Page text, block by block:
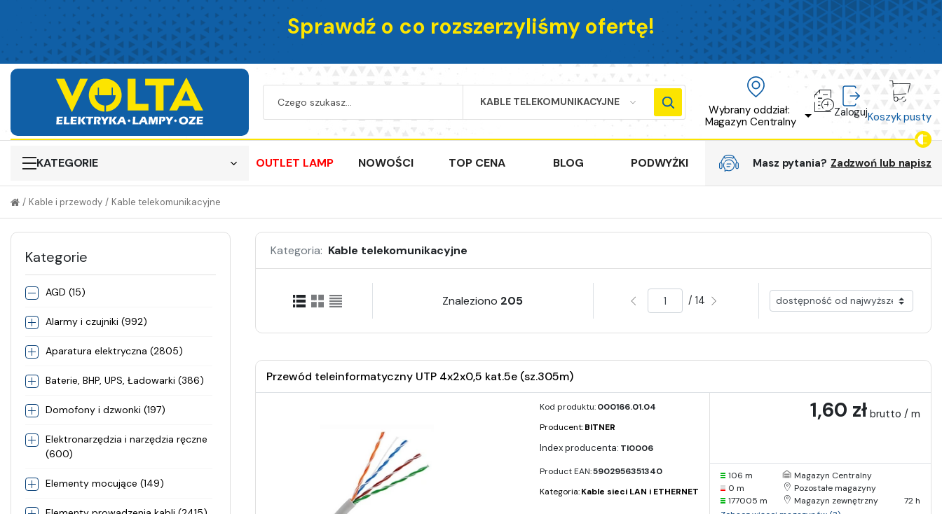
Sprawdź o co rozszerzyliśmy ofertę!
KABLE TELEKOMUNIKACYJNE
SEARCH
Wybrany oddział:
Magazyn Centralny
ZalogujKoszyk pusty
KATEGORIE OUTLET LAMP NOWOŚCI TOP CENA BLOG PODWYŻKI Masz pytania? Zadzwoń lub napisz
Kable telekomunikacyjne
/
Kable i przewody
/
Kategorie
AGD (15)
Alarmy i czujniki (992)
Aparatura elektryczna (2805)
Baterie, BHP, UPS, Ładowarki (386)
Domofony i dzwonki (197)
Elektronarzędzia i narzędzia ręczne
(600)
Elementy mocujące (149)
Kategoria: Kable telekomunikacyjne
Znaleziono 205 / 14
Przewód teleinformatyczny UTP 4x2x0,5 kat.5e (sz.305m)
Kod produktu: 000166.01.04
Producent: BITNER
TI0006
Product EAN:5902956351340
Kategoria: Kable sieci LAN i ETHERNET
1,60 zł brutto / m
106 m
Magazyn Centralny
0 m
Pozostałe magazyny
177005 m
Magazyn zewnętrzny
72 h